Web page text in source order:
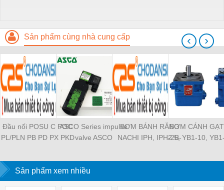
Sản phẩm cùng nhà cung cấp
Đầu nối POSU C POC
PL/PLN PB PD PX PKD
PLF PMF PTL SL SS
SCA SAFS SASF HVFS
HVSF PU PV PE PY
ASCO Series impulse
valve ASCO
SCG353A044 ASCO
SCG353A047 ASCO
SCG353A050 ASCO
BƠM BÁNH RĂNG
NACHI IPH, IPH-2B-
IPH-2A-5-11, IPH-5A-
IPH-5B-50-LT-11, IPH-
BƠM CÁNH
2.5, YB1-10,
100/16 YB1-
YB1-40/12 YB1-
‹ ›
Sản phẩm xem nhiều